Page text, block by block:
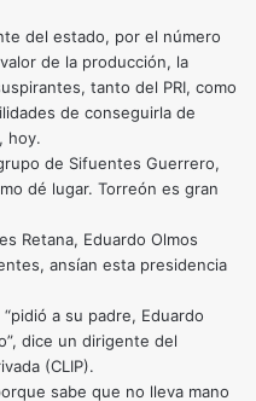
del estado, por el número
de la producción, la
tanto del PRI, como
de conseguirla de
hoy.
de Sifuentes Guerrero,
dé lugar. Torreón es gran
Retana, Eduardo Olmos
ansían esta presidencia
a su padre, Eduardo
dice un dirigente del
(CLIP).
sabe que no lleva mano